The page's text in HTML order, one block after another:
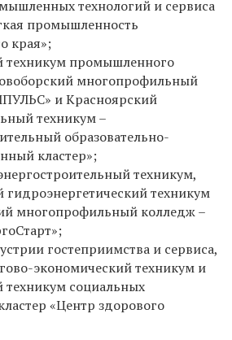
технологий и сервиса
промышленность
края»;
техникум промышленного
многопрофильный
и Красноярский
техникум –
образовательно-
кластер»;
техникум,
гидроэнергетический техникум
многопрофильный колледж –
гостеприимства и сервиса,
экономический техникум и
техникум социальных
«Центр здорового